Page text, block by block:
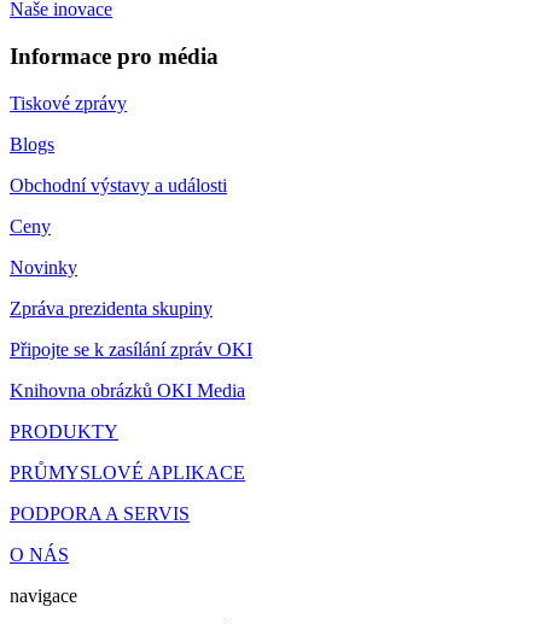
Naše inovace
Informace pro média
Tiskové zprávy
Blogs
Obchodní výstavy a události
Ceny
Novinky
Zpráva prezidenta skupiny
Připojte se k zasílání zpráv OKI
Knihovna obrázků OKI Media
PRODUKTY
PRŮMYSLOVÉ APLIKACE
PODPORA A SERVIS
O NÁS
navigace